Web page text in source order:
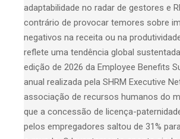
adaptabilidade no radar de gestores e
contrário de provocar temores sobre
negativos na receita ou na
reflete uma tendência global
edição de 2026 da Employee Benefits
anual realizada pela SHRM Executive
associação de recursos humanos do
que a concessão de licença-
pelos empregadores saltou de 31%